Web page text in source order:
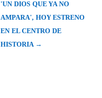
'UN DIOS QUE YA NO
AMPARA', HOY ESTRENO
EN EL CENTRO DE
HISTORIA →